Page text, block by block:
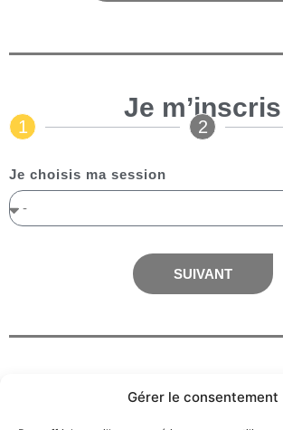
Gérer le consentement
Je m’inscris
1 2
Je choisis ma session
SUIVANT